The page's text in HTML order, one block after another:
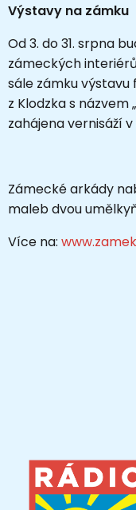
Výstavy na zámku
Od 3. do 31. srpna
zámeckých
sále zámku
z Klodzka s názvem
zahájena vernisáží
Zámecké arkády
maleb dvou
Více na: